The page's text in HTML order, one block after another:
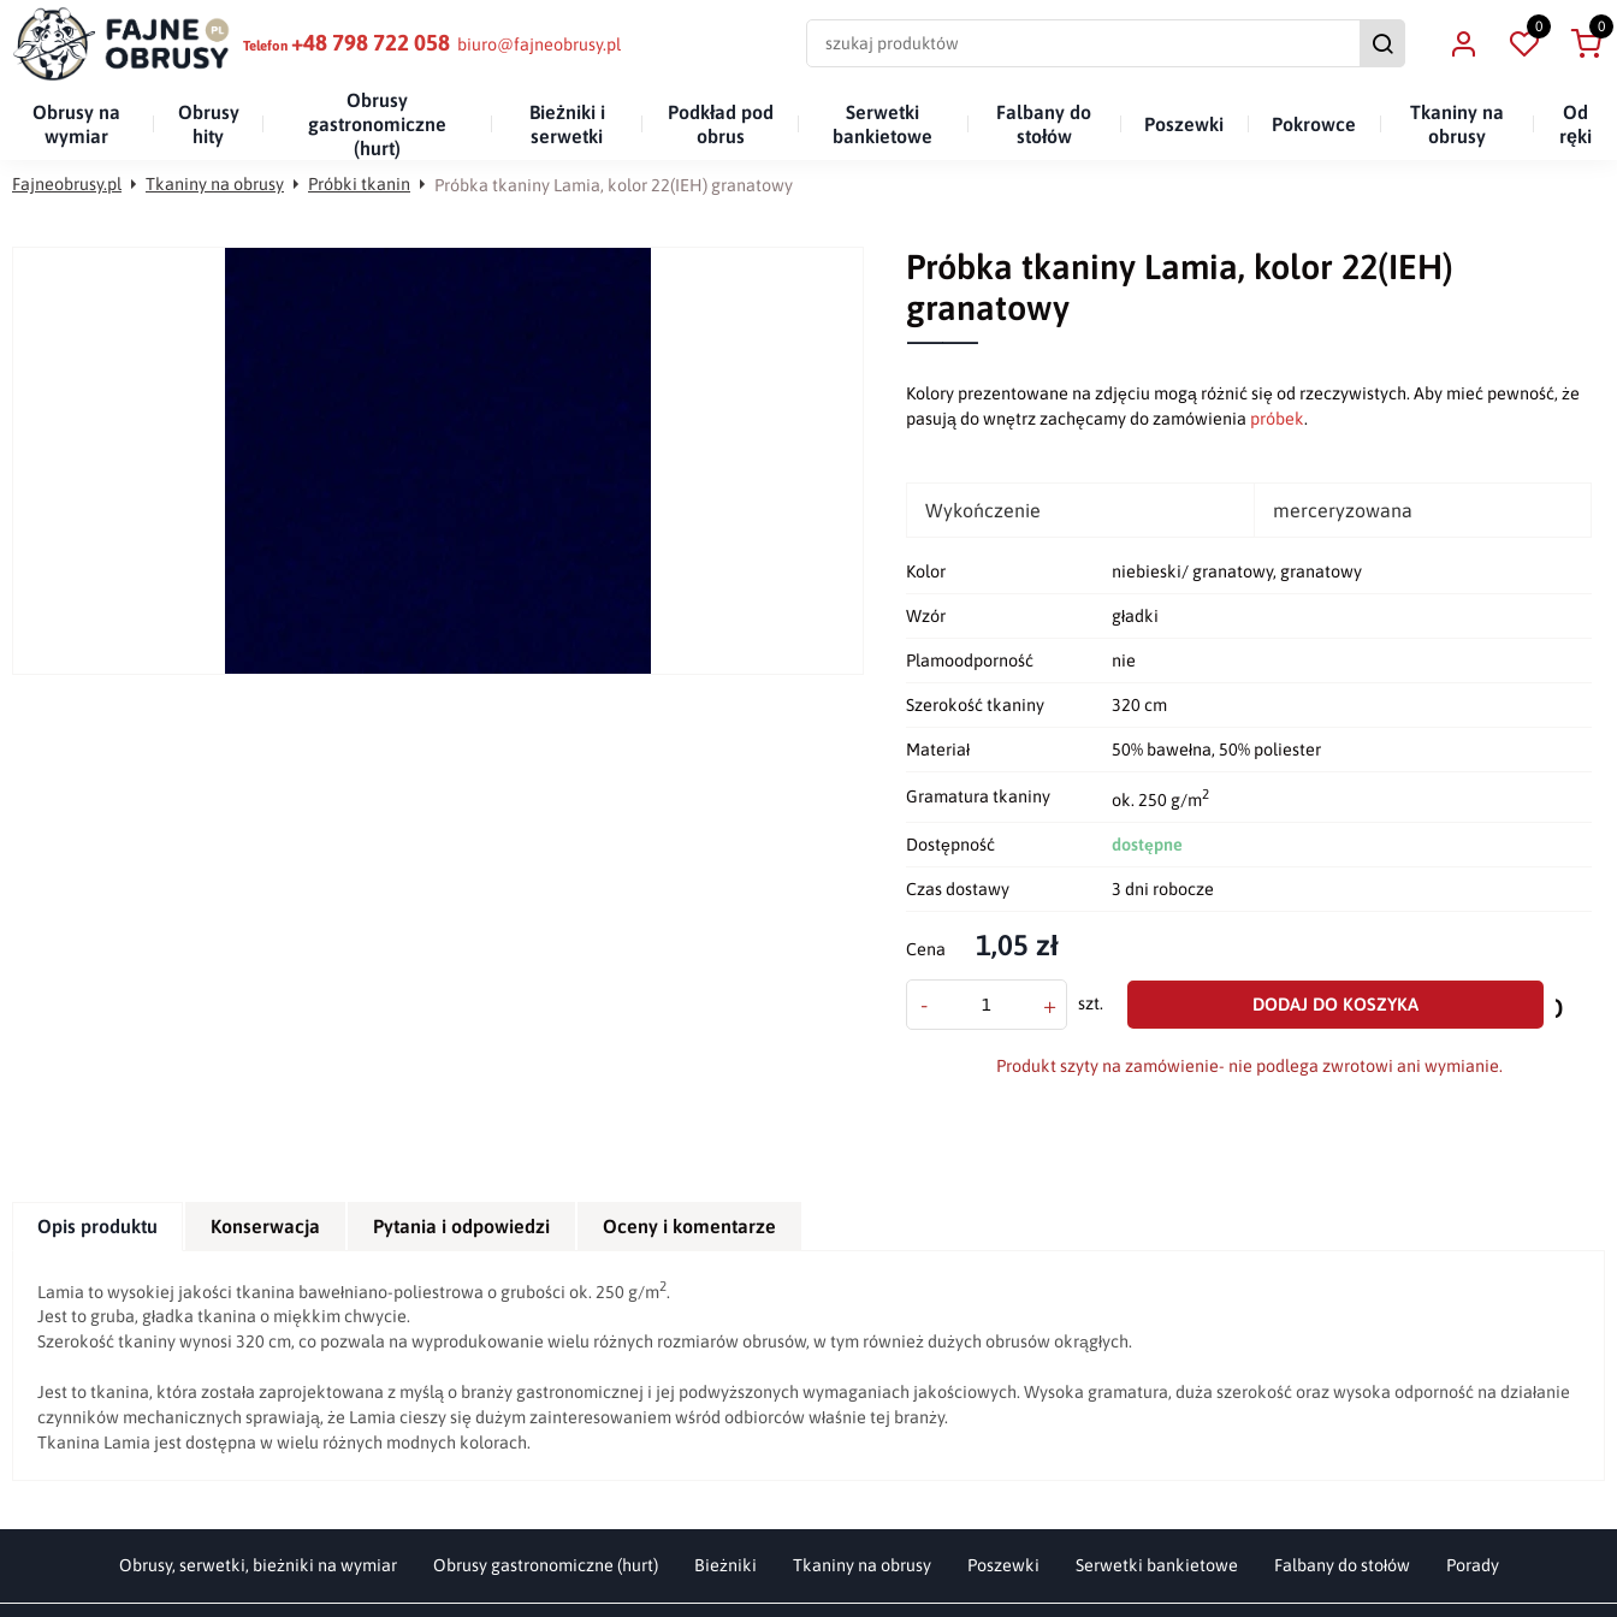
Telefon +48 798 722 058 biuro@fajneobrusy.pl
0 0
Obrusy na
wymiar
Obrusy
hity
Obrusy
gastronomiczne
(hurt)
Bieżniki i
serwetki
Podkład pod
obrus
Serwetki
bankietowe
Falbany do
stołów
Poszewki Pokrowce
Tkaniny na
obrusy
Od
ręki
Fajneobrusy.pl Tkaniny na obrusy Próbki tkanin Próbka tkaniny Lamia, kolor 22(IEH) granatowy
Próbka tkaniny Lamia, kolor 22(IEH)
granatowy
Kolory prezentowane na zdjęciu mogą różnić się od rzeczywistych. Aby mieć pewność, że
pasują do wnętrz zachęcamy do zamówienia próbek.
Wykończenie merceryzowana
Kolor niebieski/ granatowy, granatowy
Wzór gładki
Plamoodporność nie
Szerokość tkaniny 320 cm
Materiał 50% bawełna, 50% poliester
Gramatura tkaniny ok. 250 g/m2
Dostępność dostępne
Czas dostawy 3 dni robocze
Cena 1,05 zł
- + szt. DODAJ DO KOSZYKA
do
Produkt szyty na zamówienie- nie podlega zwrotowi ani wymianie.
Opis produktu Konserwacja Pytania i odpowiedzi Oceny i komentarze
Lamia to wysokiej jakości tkanina bawełniano-poliestrowa o grubości ok. 250 g/m2.
Jest to gruba, gładka tkanina o miękkim chwycie.
Szerokość tkaniny wynosi 320 cm, co pozwala na wyprodukowanie wielu różnych rozmiarów obrusów, w tym również dużych obrusów okrągłych.
Jest to tkanina, która została zaprojektowana z myślą o branży gastronomicznej i jej podwyższonych wymaganiach jakościowych. Wysoka gramatura, duża szerokość oraz wysoka odporność na działanie
czynników mechanicznych sprawiają, że Lamia cieszy się dużym zainteresowaniem wśród odbiorców właśnie tej branży.
Tkanina Lamia jest dostępna w wielu różnych modnych kolorach.
Obrusy, serwetki, bieżniki na wymiar Obrusy gastronomiczne (hurt) Bieżniki Tkaniny na obrusy Poszewki Serwetki bankietowe Falbany do stołów Porady